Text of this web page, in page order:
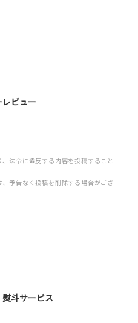
ビュー
法令に違反する内容を投稿すること
予告なく投稿を削除する場合がござ
斗サービス